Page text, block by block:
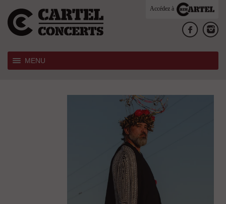
Accédez à
MENU